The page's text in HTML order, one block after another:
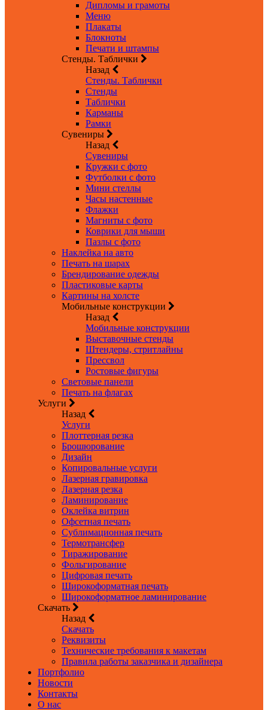
Дипломы и грамоты
Меню
Плакаты
Блокноты
Печати и штампы
Стенды. Таблички
Назад
Стенды. Таблички
Стенды
Таблички
Карманы
Рамки
Сувениры
Назад
Сувениры
Кружки с фото
Футболки с фото
Мини стеллы
Часы настенные
Флажки
Магниты с фото
Коврики для мыши
Пазлы с фото
Наклейка на авто
Печать на шарах
Брендирование одежды
Пластиковые карты
Картины на холсте
Мобильные конструкции
Назад
Мобильные конструкции
Выставочные стенды
Штендеры, стритлайны
Прессвол
Ростовые фигуры
Световые панели
Печать на флагах
Услуги
Назад
Услуги
Плоттерная резка
Брошюрование
Дизайн
Копировальные услуги
Лазерная гравировка
Лазерная резка
Ламинирование
Оклейка витрин
Офсетная печать
Сублимационная печать
Термотрансфер
Тиражирование
Фольгирование
Цифровая печать
Широкоформатная печать
Широкоформатное ламинирование
Скачать
Назад
Скачать
Реквизиты
Технические требования к макетам
Правила работы заказчика и дизайнера
Портфолио
Новости
Контакты
О нас